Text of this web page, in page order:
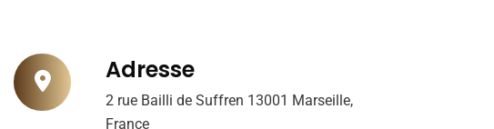
Adresse
2 rue Bailli de Suffren 13001 Marseille,
France